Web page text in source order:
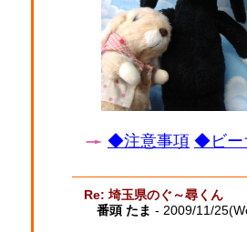
◆注意事項 ◆ビー
Re: 埼玉県のぐ～尋くん
番頭 たま - 2009/11/